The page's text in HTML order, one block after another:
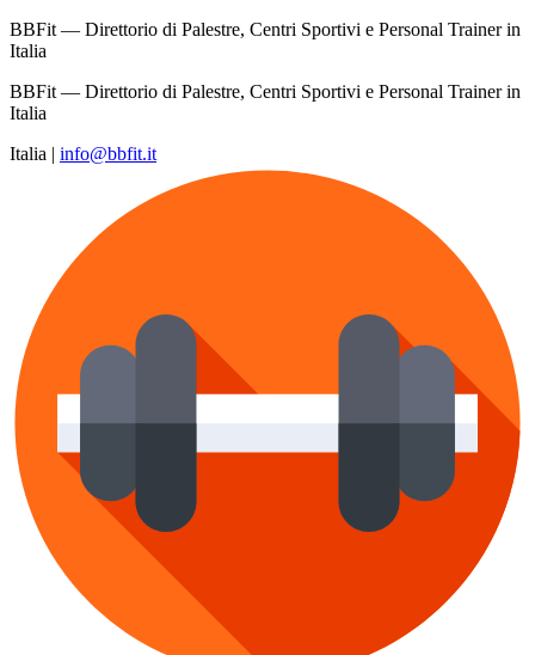
BBFit — Direttorio di Palestre, Centri Sportivi e Personal Trainer in
Italia
BBFit — Direttorio di Palestre, Centri Sportivi e Personal Trainer in
Italia
Italia | info@bbfit.it